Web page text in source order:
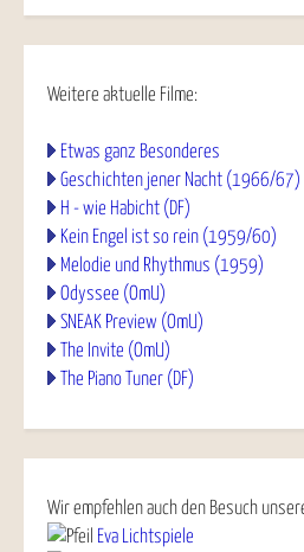
Weitere aktuelle Filme:
Etwas ganz Besonderes
Geschichten jener Nacht (1966/67)
H - wie Habicht (DF)
Kein Engel ist so rein (1959/60)
Melodie und Rhythmus (1959)
Odyssee (OmU)
SNEAK Preview (OmU)
The Invite (OmU)
The Piano Tuner (DF)
Wir empfehlen auch den Besuch
Eva Lichtspiele